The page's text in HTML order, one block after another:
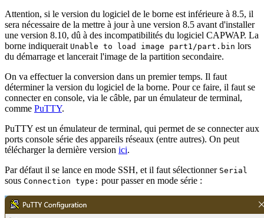
Attention, si le version du logiciel de le borne est inférieure à 8.5, il
sera nécessaire de la mettre à jour à une version 8.5 avant d'installer
une version 8.10, dû à des incompatibilités du logiciel CAPWAP. La
borne indiquerait Unable to load image part1/part.bin lors
du démarrage et lancerait l'image de la partition secondaire.
On va effectuer la conversion dans un premier temps. Il faut
déterminer la version du logiciel de la borne. Pour ce faire, il faut se
connecter en console, via le câble, par un émulateur de terminal,
comme PuTTY.
PuTTY est un émulateur de terminal, qui permet de se connecter aux
ports console série des appareils réseaux (entre autres). On peut
télécharger la dernière version ici.
Par défaut il se lance en mode SSH, et il faut sélectionner Serial
sous Connection type: pour passer en mode série :